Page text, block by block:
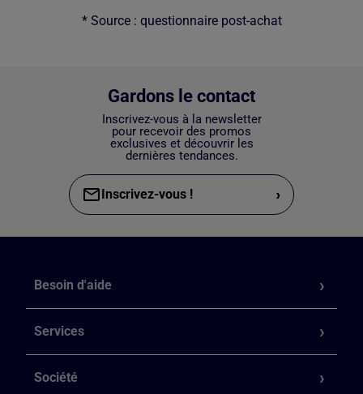
* Source : questionnaire post-achat
Gardons le contact
Inscrivez-vous à la newsletter
pour recevoir des promos
exclusives et découvrir les
dernières tendances.
Inscrivez-vous ! ›
Besoin d'aide
Services
Société